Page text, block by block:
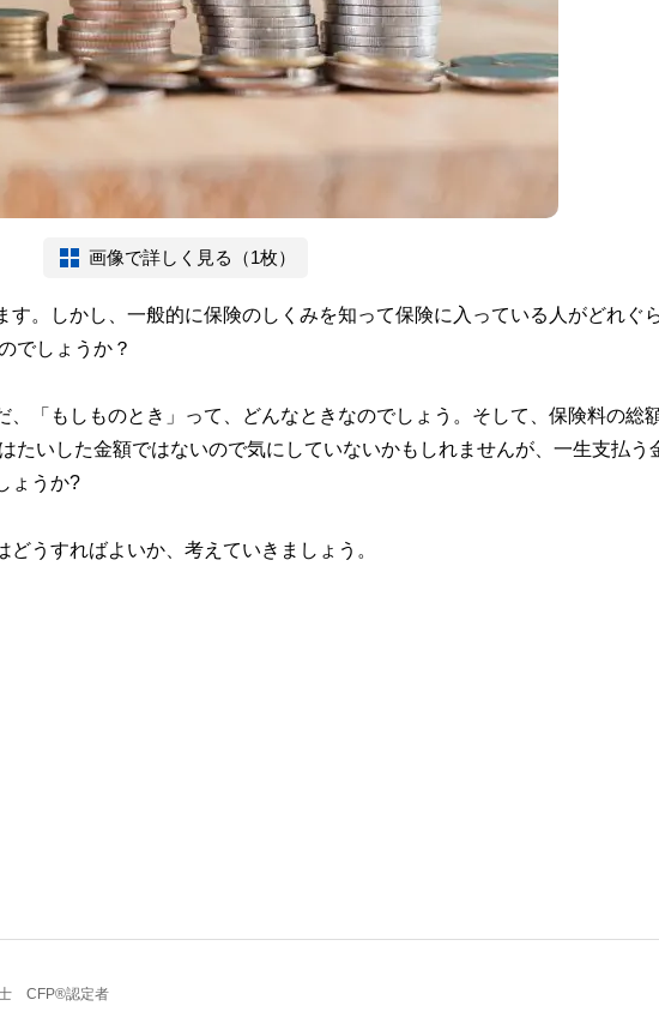
画像で詳しく見る（1枚）
す。しかし、一般的に保険のしくみを知って保険に入っている人がどれぐ
でしょうか？
、「もしものとき」って、どんなときなのでしょう。そして、保険料の総
たいした金額ではないので気にしていないかもしれませんが、一生支払う
ょうか?
うすればよいか、考えていきましょう。
士 CFP®認定者